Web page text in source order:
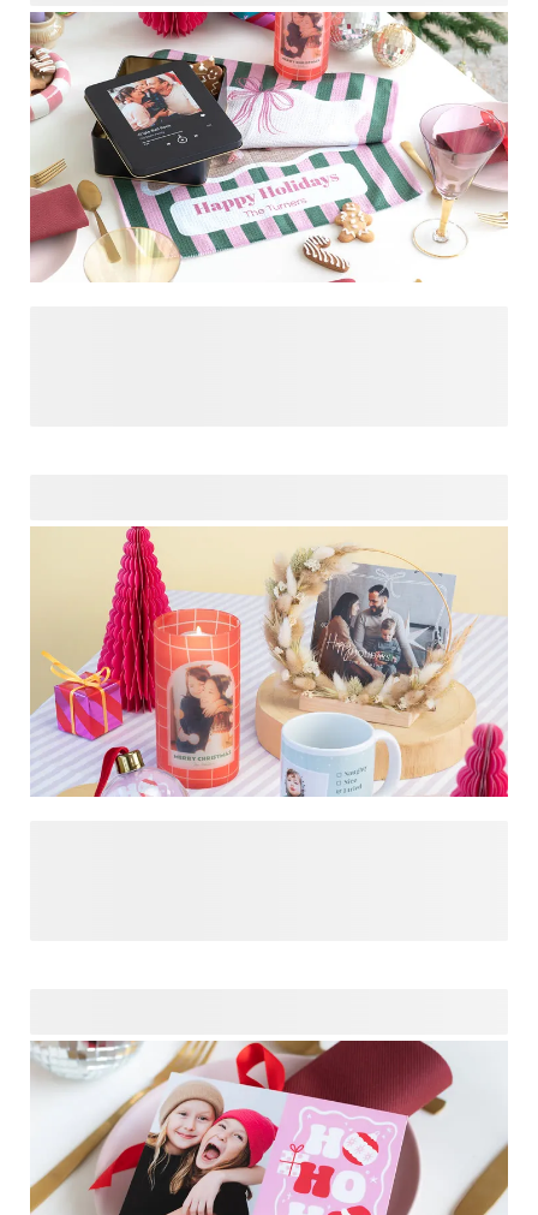
personnalisables, ajoutez des bougies et de la musique de
Noël rétro, et vous créerez instantanément une fantastique
ambiance de Noël ! Avec une décoration personnalisée,
votre table de Noël devient le cœur de la fête (et le décor
idéal pour les photos !).